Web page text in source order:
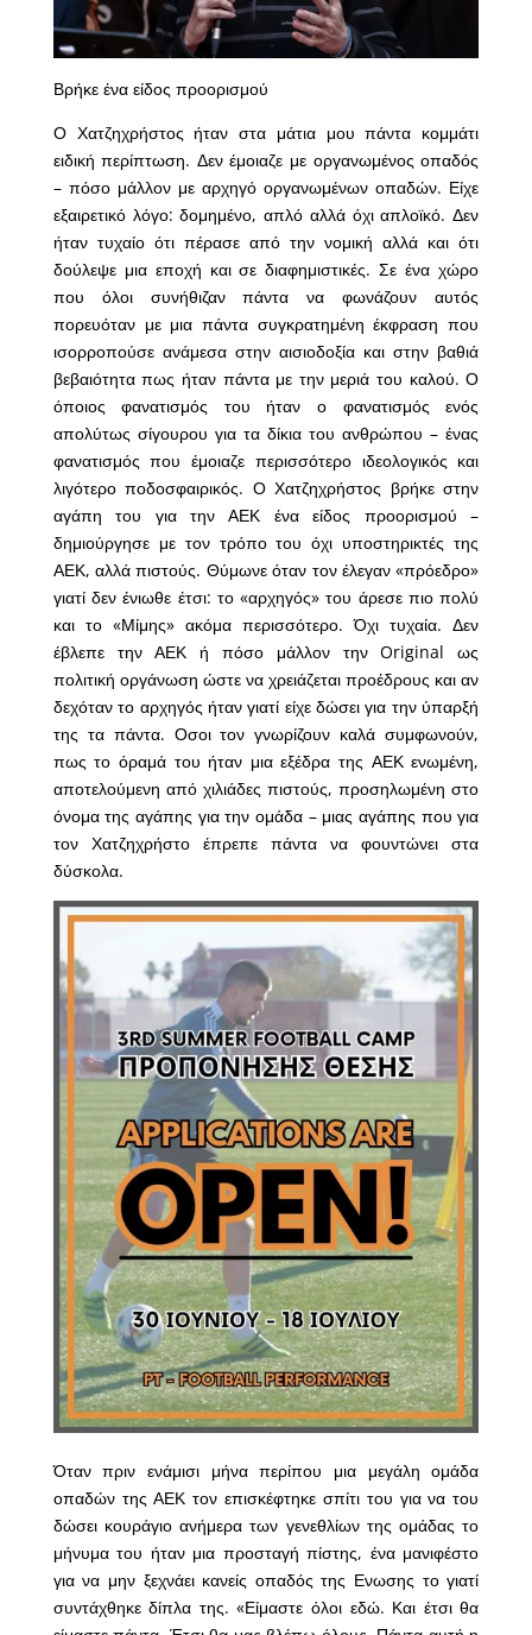
Βρήκε ένα είδος προορισμού
Ο Χατζηχρήστος ήταν στα μάτια μου πάντα κομμάτι
ειδική περίπτωση. Δεν έμοιαζε με οργανωμένος οπαδός
– πόσο μάλλον με αρχηγό οργανωμένων οπαδών. Είχε
εξαιρετικό λόγο: δομημένο, απλό αλλά όχι απλοϊκό. Δεν
ήταν τυχαίο ότι πέρασε από την νομική αλλά και ότι
δούλεψε μια εποχή και σε διαφημιστικές. Σε ένα χώρο
που όλοι συνήθιζαν πάντα να φωνάζουν αυτός
πορευόταν με μια πάντα συγκρατημένη έκφραση που
ισορροπούσε ανάμεσα στην αισιοδοξία και στην βαθιά
βεβαιότητα πως ήταν πάντα με την μεριά του καλού. Ο
όποιος φανατισμός του ήταν ο φανατισμός ενός
απολύτως σίγουρου για τα δίκια του ανθρώπου – ένας
φανατισμός που έμοιαζε περισσότερο ιδεολογικός και
λιγότερο ποδοσφαιρικός. Ο Χατζηχρήστος βρήκε στην
αγάπη του για την ΑΕΚ ένα είδος προορισμού –
δημιούργησε με τον τρόπο του όχι υποστηρικτές της
ΑΕΚ, αλλά πιστούς. Θύμωνε όταν τον έλεγαν «πρόεδρο»
γιατί δεν ένιωθε έτσι: το «αρχηγός» του άρεσε πιο πολύ
και το «Μίμης» ακόμα περισσότερο. Όχι τυχαία. Δεν
έβλεπε την ΑΕΚ ή πόσο μάλλον την Original ως
πολιτική οργάνωση ώστε να χρειάζεται προέδρους και αν
δεχόταν το αρχηγός ήταν γιατί είχε δώσει για την ύπαρξή
της τα πάντα. Οσοι τον γνωρίζουν καλά συμφωνούν,
πως το όραμά του ήταν μια εξέδρα της ΑΕΚ ενωμένη,
αποτελούμενη από χιλιάδες πιστούς, προσηλωμένη στο
όνομα της αγάπης για την ομάδα – μιας αγάπης που για
τον Χατζηχρήστο έπρεπε πάντα να φουντώνει στα
δύσκολα.
Όταν πριν ενάμισι μήνα περίπου μια μεγάλη ομάδα
οπαδών της ΑΕΚ τον επισκέφτηκε σπίτι του για να του
δώσει κουράγιο ανήμερα των γενεθλίων της ομάδας το
μήνυμα του ήταν μια προσταγή πίστης, ένα μανιφέστο
για να μην ξεχνάει κανείς οπαδός της Ενωσης το γιατί
συντάχθηκε δίπλα της. «Είμαστε όλοι εδώ. Και έτσι θα